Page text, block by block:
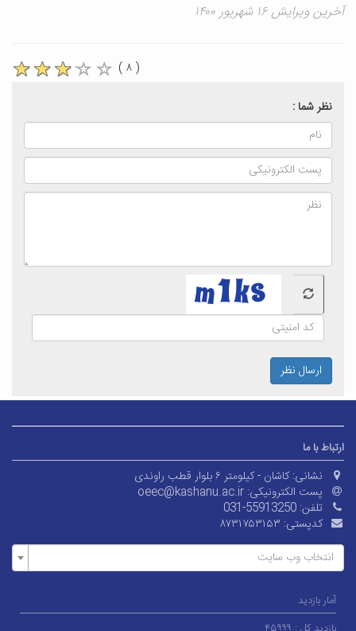
آخرین ویرایش ۱۶ شهریور ۱۴۰۰
( ۸ )
نظر شما :
ارسال نظر
ارتباط با ما
نشانی: کاشان - کیلومتر ۶ بلوار قطب راوندی
پست الکترونیکی: oeec@kashanu.ac.ir
تلفن: 031-55913250
کدپستی: ۸۷۳۱۷۵۳۱۵۳
انتخاب وب سایت
آمار بازدید